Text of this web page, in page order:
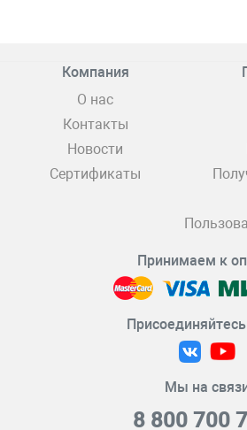
Компания
О нас
Контакты
Новости
Сертификаты
Принимаем к
Мы на
8 800 700